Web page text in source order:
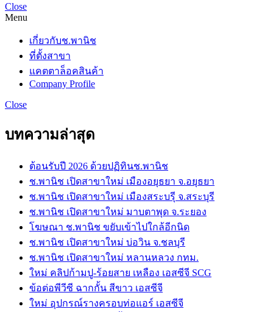
Close
Menu
เกี่ยวกับช.พานิช
ที่ตั้งสาขา
แคตตาล็อคสินค้า
Company Profile
Close
บทความล่าสุด
ต้อนรับปี 2026 ด้วยปฏิทินช.พานิช
ช.พานิช เปิดสาขาใหม่ เมืองอยุธยา จ.อยุธยา
ช.พานิช เปิดสาขาใหม่ เมืองสระบรุี จ.สระบุรี
ช.พานิช เปิดสาขาใหม่ มาบตาพุด จ.ระยอง
โฆษณา ช.พานิช ขยับเข้าไปใกล้อีกนิด
ช.พานิช เปิดสาขาใหม่ บ่อวิน จ.ชลบุรี
ช.พานิช เปิดสาขาใหม่ หลานหลวง กทม.
ใหม่ คลิปก้ามปู-ร้อยสาย เหลือง เอสซีจี SCG
ข้อต่อพีวีซี ฉากกั้น สีขาว เอสซีจี
ใหม่ อุปกรณ์รางครอบท่อแอร์ เอสซีจี